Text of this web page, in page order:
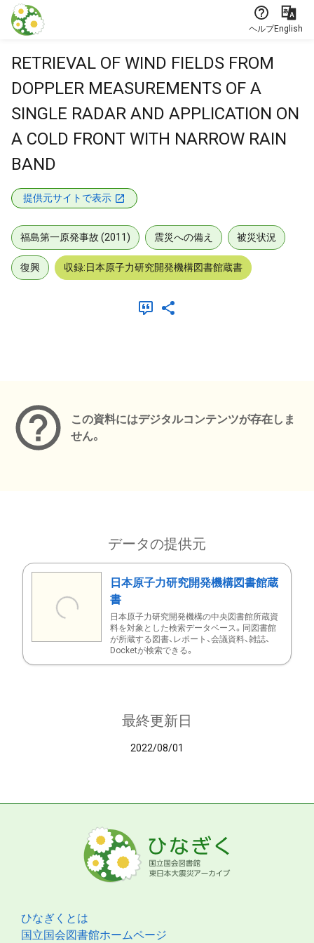
本文に飛ぶ
ヘルプEnglish
RETRIEVAL OF WIND FIELDS FROM
DOPPLER MEASUREMENTS OF A
SINGLE RADAR AND APPLICATION ON
A COLD FRONT WITH NARROW RAIN
BAND
提供元サイトで表示
福島第一原発事故 (2011) 震災への備え 被災状況
復興 収録:日本原子力研究開発機構図書館蔵書
この資料にはデジタルコンテンツが存在しま
せん。
データの提供元
日本原子力研究開発機構図書館蔵
書
日本原子力研究開発機構の中央図書館所蔵資
料を対象とした検索データベース。同図書館
が所蔵する図書、レポート、会議資料、雑誌、
Docketが検索できる。
最終更新日
2022/08/01
ひなぎくとは
国立国会図書館ホームページ